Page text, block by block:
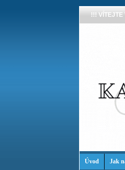
!!! VÍTEJTE
Úvod Jak